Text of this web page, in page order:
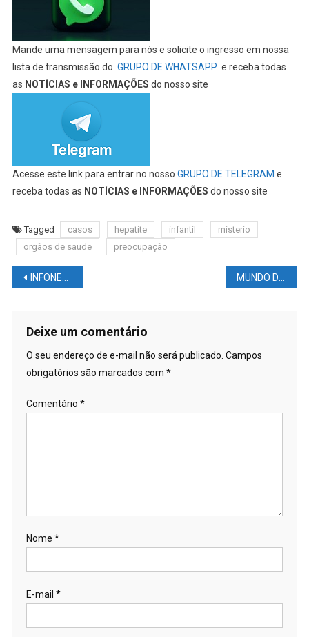
Mande uma mensagem para nós e solicite o ingresso em nossa
lista de transmissão do GRUPO DE WHATSAPP e receba todas
as NOTÍCIAS e INFORMAÇÕES do nosso site
Acesse este link para entrar no nosso GRUPO DE TELEGRAM e
receba todas as NOTÍCIAS e INFORMAÇÕES do nosso site
Tagged casos hepatite infantil
misterio
orgãos de saude
preocupação
Navegação
Post
INFONEWS: Millennials de volta? Criador do Orkut reativa site e diz estar trabalhando em algo novo MUNDO DAS LUTAS – BOLETIM UFC #8: #MCGREGOR zomba de Jake #PAUL; #DURINHO explica por que chorou; destaques e bônus UFC #53;
Deixe um comentário
O seu endereço de e-mail não será publicado. Campos
obrigatórios são marcados com *
Comentário *
Nome *
E-mail *